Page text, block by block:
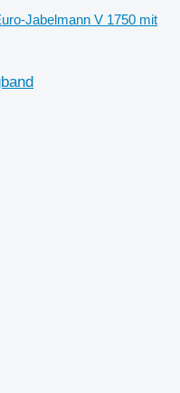
Jabelmann V 1750 mit